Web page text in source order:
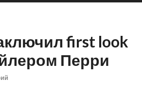
first look
Перри